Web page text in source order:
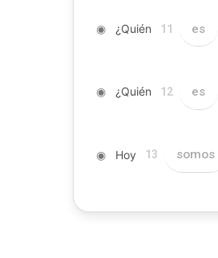
◉¿Quién 11 es
◉¿Quién 12 es
◉Hoy 13 somos